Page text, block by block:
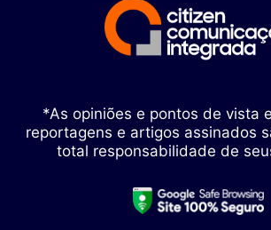
*As opiniões e pontos de vista
reportagens e artigos assinados
total responsabilidade de